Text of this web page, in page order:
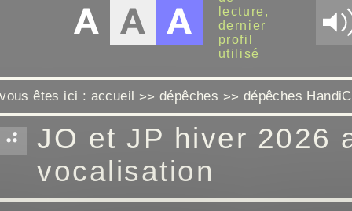
vous êtes ici : accueil >>dépêches >> dépêches
JO et JP hiver 2026
vocalisation